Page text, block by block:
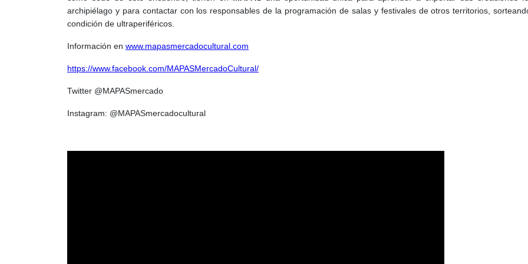
archipiélago y para contactar con los responsables de la programación de salas y festivales de otros territorios,
condición de ultraperiféricos.
Información en www.mapasmercadocultural.com
https://www.facebook.com/MAPASMercadoCultural/
Twitter @MAPASmercado
Instagram: @MAPASmercadocultural